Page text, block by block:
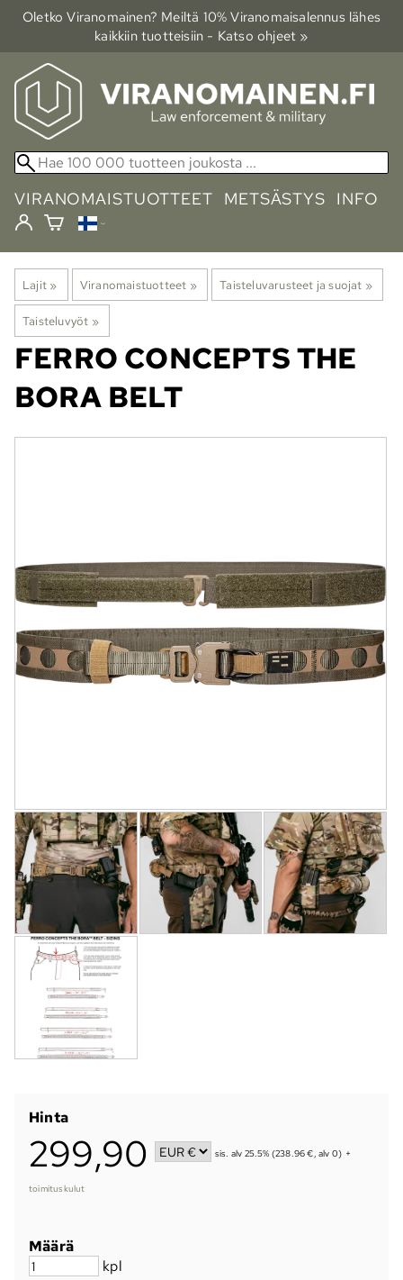
Oletko Viranomainen? Meiltä 10% Viranomais­alennus lähes
kaikkiin tuotteisiin - Katso ohjeet »
VIRANOMAISTUOTTEET METSÄSTYS INFO
Lajit ‪» Viranomaistuotteet ‪» Taisteluvarusteet ja suojat ‪»
Taisteluvyöt ‪»
FERRO CONCEPTSTHE
BORA BELT
Hinta
299,90 sis. alv 25.5% (238.96 €, alv 0) +
toimituskulut
Määrä
kpl